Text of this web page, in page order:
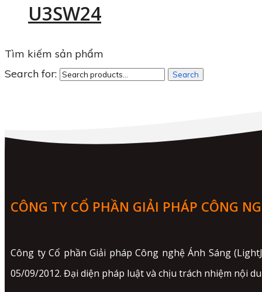
U3SW24
Tìm kiếm sản phẩm
Search for:
Search
CÔNG TY CỔ PHẦN GIẢI PHÁP CÔNG
Công ty Cổ phần Giải pháp Công nghệ Ánh Sáng
05/09/2012. Đại diện pháp luật và chịu trách nhiệm nội